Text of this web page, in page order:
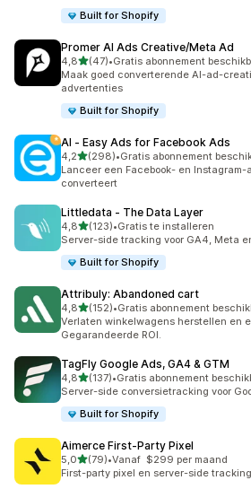
Built for Shopify
Promer AI Ads Creative/Meta Ad
4,8van 5 sterren
(47)
47 recensies in totaal
•Gratis abonnement
Maak goed converterende AI-ad-
advertenties
Built for Shopify
AI ‑ Easy Ads for Facebook Ads
4,2van 5 sterren
(298)
298 recensies in totaal
•Gratis abonnement
Lanceer een Facebook- en
converteert
Littledata ‑ The Data Layer
4,8van 5 sterren
(123)
123 recensies in totaal
•Gratis te installeren
Server-side tracking voor GA4, Meta
Built for Shopify
Attribuly: Abandoned cart
4,8van 5 sterren
(152)
152 recensies in totaal
•Gratis abonnement
Verlaten winkelwagens herstellen en
Gegarandeerde ROI.
TagFly Google Ads, GA4 & GTM
4,8van 5 sterren
(137)
137 recensies in totaal
•Gratis abonnement
Server-side conversietracking voor
Built for Shopify
Aimerce First‑Party Pixel
5,0van 5 sterren
(79)
79 recensies in totaal
•Vanaf $299 per maand
First-party pixel en server-side